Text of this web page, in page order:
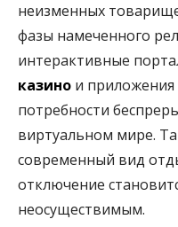
неизменных
фазы намеченного
интерактивные
казино и
потребности
виртуальном мире.
современный вид
отключение
неосуществимым.